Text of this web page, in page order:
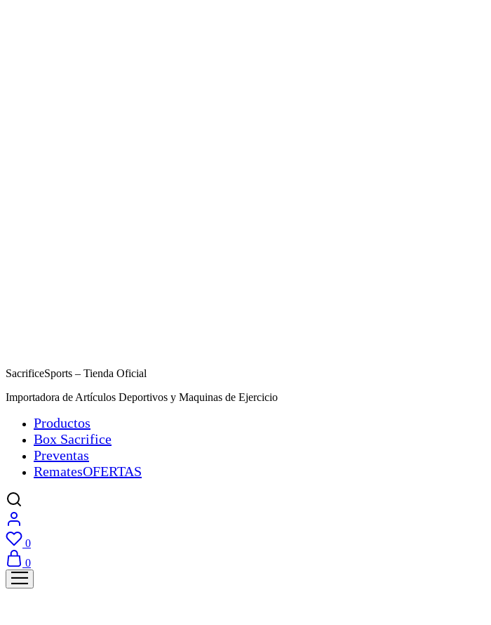
SacrificeSports – Tienda Oficial
Importadora de Artículos Deportivos y Maquinas de Ejercicio
Productos
Box Sacrifice
Preventas
RematesOFERTAS
0
0